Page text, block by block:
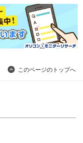
このページのトップへ